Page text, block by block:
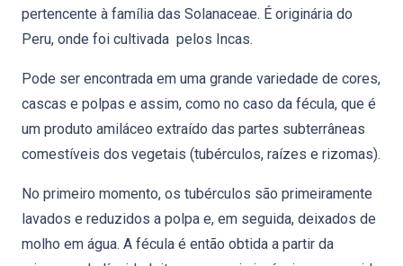
pertencente à família das Solanaceae. É originária do
Peru, onde foi cultivada pelos Incas.
Pode ser encontrada em uma grande variedade de cores,
cascas e polpas e assim, como no caso da fécula, que é
um produto amiláceo extraído das partes subterrâneas
comestíveis dos vegetais (tubérculos, raízes e rizomas).
No primeiro momento, os tubérculos são primeiramente
lavados e reduzidos a polpa e, em seguida, deixados de
molho em água. A fécula é então obtida a partir da